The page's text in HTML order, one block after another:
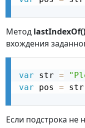
Метод lastIndexOf()
вхождения
var str =
var pos = str
Если подстрока не